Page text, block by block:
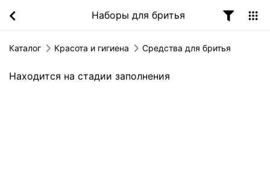
Наборы для бритья
Каталог Красота и гигиена Средства для бритья
Находится на стадии заполнения